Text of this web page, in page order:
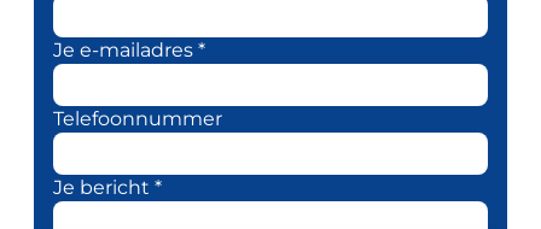
Je e-mailadres *
Telefoonnummer
Je bericht *